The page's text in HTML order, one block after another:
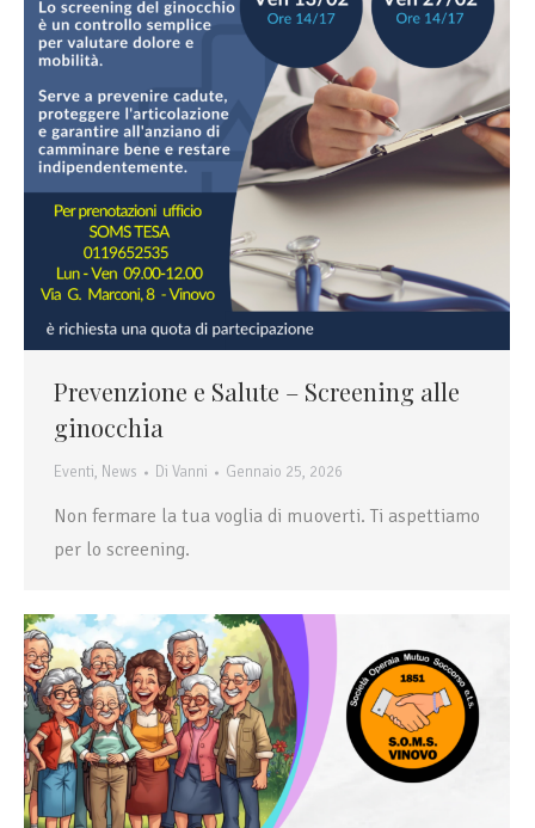
Prevenzione e Salute – Screening alle
ginocchia
Eventi, News Di Vanni Gennaio 25, 2026
Non fermare la tua voglia di muoverti. Ti aspettiamo
per lo screening.